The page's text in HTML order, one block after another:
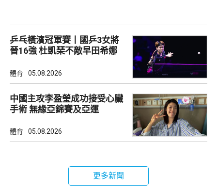
乒乓橫濱冠軍賽丨國乒3女將
晉16強 杜凱琹不敵早田希娜
體育 05.08.2026
中國主攻李盈瑩成功接受心臟
手術 無緣亞錦賽及亞運
體育 05.08.2026
更多新聞